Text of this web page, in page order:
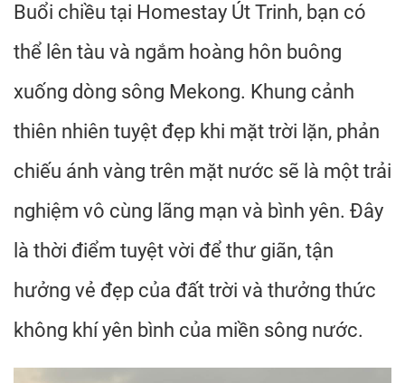
Buổi chiều tại Homestay Út Trinh, bạn có
thể lên tàu và ngắm hoàng hôn buông
xuống dòng sông Mekong. Khung cảnh
thiên nhiên tuyệt đẹp khi mặt trời lặn, phản
chiếu ánh vàng trên mặt nước sẽ là một trải
nghiệm vô cùng lãng mạn và bình yên. Đây
là thời điểm tuyệt vời để thư giãn, tận
hưởng vẻ đẹp của đất trời và thưởng thức
không khí yên bình của miền sông nước.